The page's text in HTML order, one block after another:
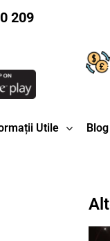
209
Utile Blog